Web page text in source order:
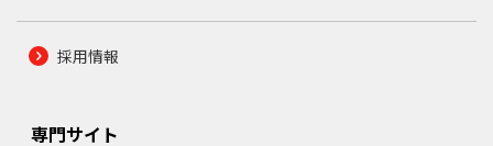
採用情報
専門サイト